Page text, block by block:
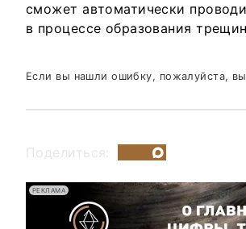
сможет автоматически
в процессе образования
Если вы нашли ошибку, пожалуйста,
Поделиться:
РЕКЛАМА